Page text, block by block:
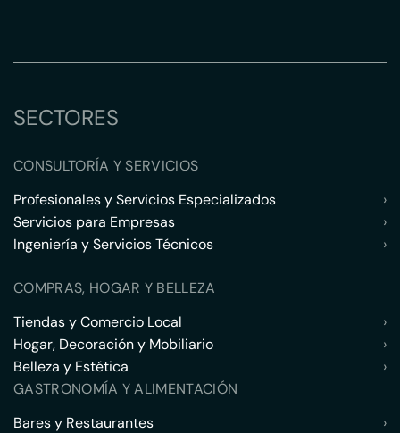
SECTORES
CONSULTORÍA Y SERVICIOS
Profesionales y Servicios Especializados
›
Servicios para Empresas
›
Ingeniería y Servicios Técnicos
›
COMPRAS, HOGAR Y BELLEZA
Tiendas y Comercio Local
›
Hogar, Decoración y Mobiliario
›
Belleza y Estética
›
GASTRONOMÍA Y ALIMENTACIÓN
Bares y Restaurantes
›